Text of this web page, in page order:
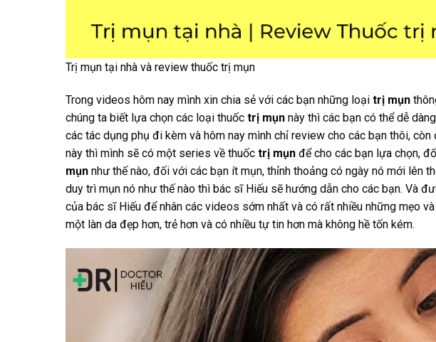
Trị mụn tại nhà và review thuốc trị mụn
Trong videos hôm nay mình xin chia sẻ với các bạn những loại trị mụn
chúng ta biết lựa chọn các loại thuốc trị mụn này thì các bạn có thể dễ
các tác dụng phụ đi kèm và hôm nay mình chỉ review cho các bạn thôi,
này thì mình sẽ có một series về thuốc trị mụn để cho các bạn lựa chọn,
mụn như thế nào, đối với các bạn ít mụn, thỉnh thoảng có ngày nó mới lên
duy trì mụn nó như thế nào thì bác sĩ Hiếu sẽ hướng dẫn cho các bạn. Và
của bác sĩ Hiếu để nhân các videos sớm nhất và có rất nhiều những mẹo
một làn da đẹp hơn, trẻ hơn và có nhiều tự tin hơn mà không hề tốn kém.